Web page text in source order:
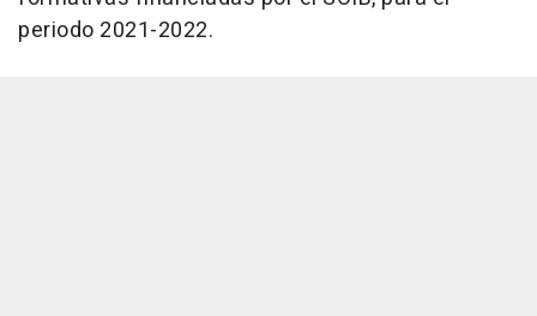
periodo 2021-2022.